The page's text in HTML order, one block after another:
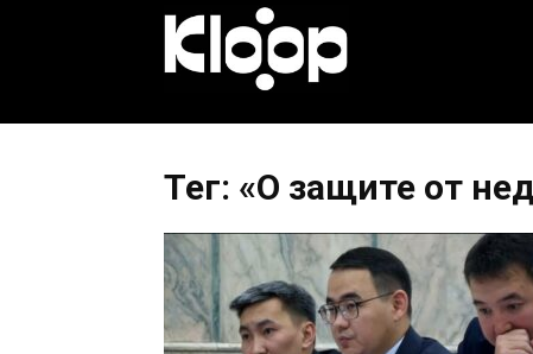
Новости
Кыргызстана
Тег: «О защите от